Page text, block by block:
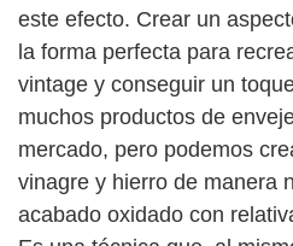
este efecto. Crear un
la forma perfecta para
vintage y conseguir un
muchos productos de
mercado, pero podemos
vinagre y hierro de manera
acabado oxidado con